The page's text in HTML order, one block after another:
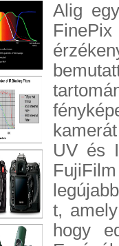
Alig
UV és
t,
hogy